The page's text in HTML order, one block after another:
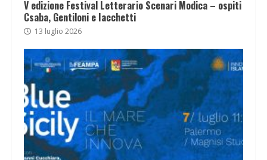
V edizione Festival Letterario Scenari Modica – ospiti
Csaba, Gentiloni e Iacchetti
13 luglio 2026